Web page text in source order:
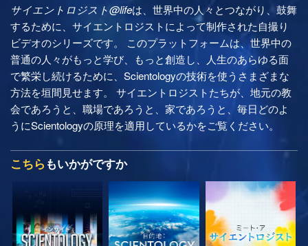
サイエントロジスト@lifeは、世界中の人々とつながり、鼓舞
するために、サイエントロジストによって制作された自撮り
ビデオのシリーズです。 このプラットフォームは、世界中の
普通の人々がもっと学び、もっと創造し、人生のあらゆる面
で繁栄し続けるために、Scientologyの技術を使うさまざまな
方法を垣間見せます。 サイエントロジストたちが、地元の教
会であろうと、職場であろうと、家であろうと、毎日どのよ
うにScientologyの原理を適用しているかをご覧ください。
こちら もいかがですか